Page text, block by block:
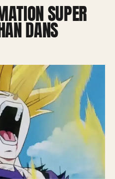
SUPER
DANS